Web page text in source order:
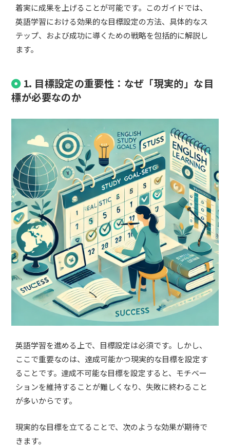
着実に成果を上げることが可能です。このガイドでは、
英語学習における効果的な目標設定の方法、具体的なス
テップ、および成功に導くための戦略を包括的に解説し
ます。
1. 目標設定の重要性：なぜ「現実的」な目
標が必要なのか
英語学習を進める上で、目標設定は必須です。しかし、
ここで重要なのは、達成可能かつ現実的な目標を設定す
ることです。達成不可能な目標を設定すると、モチベー
ションを維持することが難しくなり、失敗に終わること
が多いからです。
現実的な目標を立てることで、次のような効果が期待で
きます。